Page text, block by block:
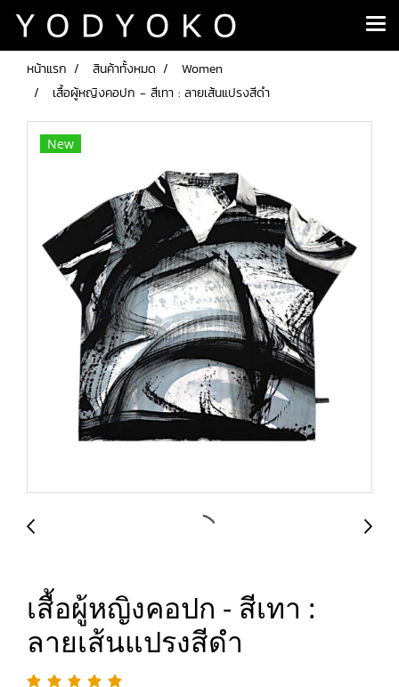
หน้าแรก สินค้าทั้งหมด
Women
เสื้อผู้หญิงคอปก - สีเทา : ลายเส้นแปรงสีดำ
New
เสื้อผู้หญิงคอปก - สีเทา :
ลายเส้นแปรงสีดำ